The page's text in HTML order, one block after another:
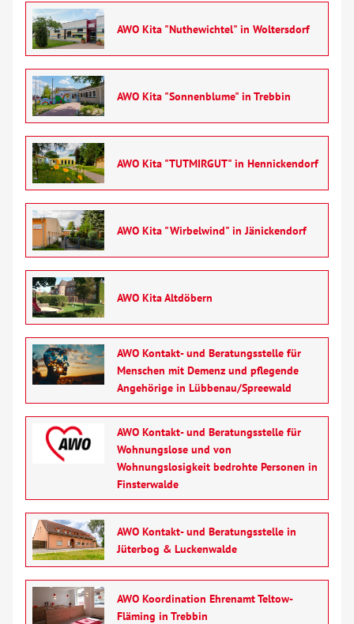
AWO Kita "Nuthewichtel" in Woltersdorf
AWO Kita "Sonnenblume" in Trebbin
AWO Kita "TUTMIRGUT" in Hennickendorf
AWO Kita "Wirbelwind" in Jänickendorf
AWO Kita Altdöbern
AWO Kontakt- und Beratungsstelle für
Menschen mit Demenz und pflegende
Angehörige in Lübbenau/Spreewald
AWO Kontakt- und Beratungsstelle für
Wohnungslose und von
Wohnungslosigkeit bedrohte Personen in
Finsterwalde
AWO Kontakt- und Beratungsstelle in
Jüterbog & Luckenwalde
AWO Koordination Ehrenamt Teltow-
Fläming in Trebbin